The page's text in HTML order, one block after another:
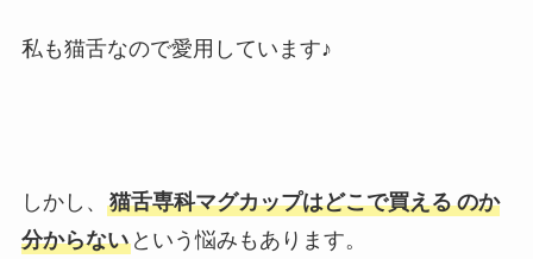
私も猫舌なので愛用しています♪
しかし、 猫舌専科マグカップはどこで買える のか
分からないという悩みもあります。